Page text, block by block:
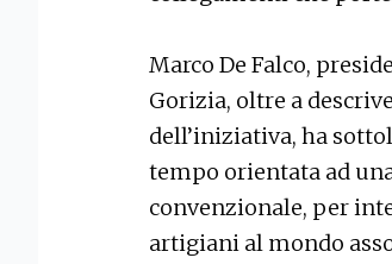
Marco De Falco,
Gorizia, oltre a
dell’iniziativa, ha
tempo orientata ad
convenzionale, per
artigiani al mondo